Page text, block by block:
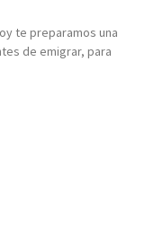
te preparamos una
de emigrar, para